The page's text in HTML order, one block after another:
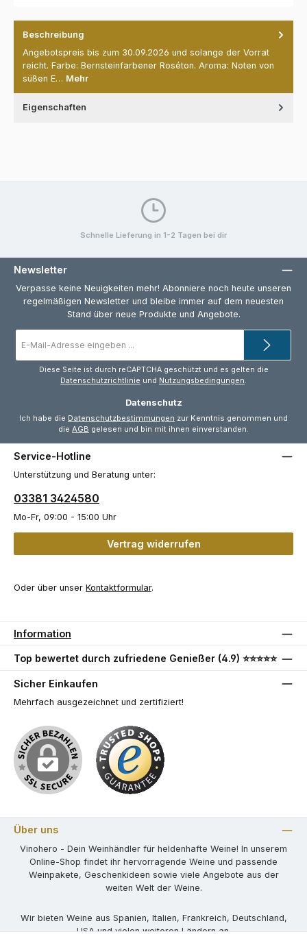
Beschreibung
Angebotspreis bis zum 30.09.2026 und solange der Vorrat
reicht. Farbe: Bernsteinfarbener Roséton. Aroma: Noten von
süßen E… Mehr
Eigenschaften
Schnelle Lieferung in 1-2 Tagen bei dir
Newsletter
Verpasse keine Neuigkeiten mehr! Abonniere noch heute unseren
regelmäßigen Newsletter und bleibe immer auf dem neuesten
Stand über neue Produkte und Angebote.
Mail-
*
Diese Seite ist durch reCAPTCHA geschützt und es gelten die
Datenschutzrichtlinie und Nutzungsbedingungen.
Datenschutz
Ich habe die Datenschutzbestimmungen zur Kenntnis genommen und
die AGB gelesen und bin mit ihnen einverstanden.
Service-Hotline
Unterstützung und Beratung unter:
03381 3424580
Mo-Fr, 09:00 - 15:00 Uhr
Vertrag widerrufen
Oder über unser Kontaktformular.
Information
Top bewertet durch zufriedene Genießer (4.9) ⭐⭐⭐⭐⭐
Sicher Einkaufen
Mehrfach ausgezeichnet und zertifiziert!
Über uns
Vinohero - Dein Weinhändler für heldenhafte Weine! In unserem
Online-Shop findet ihr hervorragende Weine und passende
Weinpakete, Geschenkideen sowie viele Angebote aus der
weiten Welt der Weine.
Wir bieten Weine aus Spanien, Italien, Frankreich, Deutschland,
USA und vielen weiteren Ländern an.